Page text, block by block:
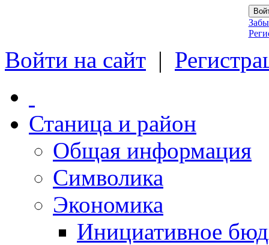
Войти на сайт |
Станица и район
Общая информация
Символика
Экономика
Инициативное